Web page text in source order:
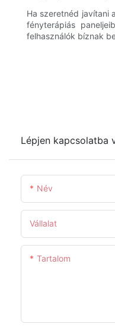
Ha szeretnéd javítani
fényterápiás
felhasználók bíznak
Lépjen kapcsolatba
Név
Vállalat
Tartalom